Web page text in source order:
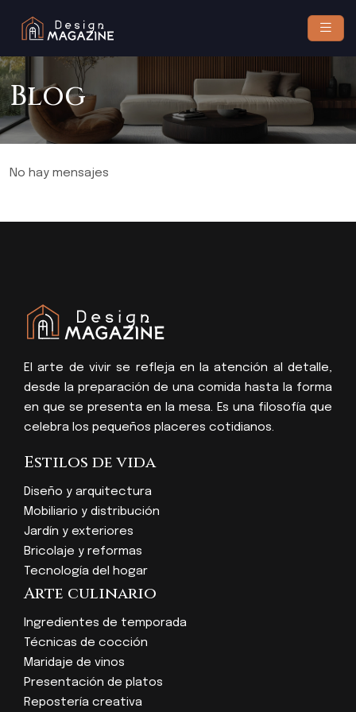
Blog
No hay mensajes
El arte de vivir se refleja en la atención al detalle,
desde la preparación de una comida hasta la forma
en que se presenta en la mesa. Es una filosofía que
celebra los pequeños placeres cotidianos.
Estilos de vida
Diseño y arquitectura
Mobiliario y distribución
Jardín y exteriores
Bricolaje y reformas
Tecnología del hogar
Arte culinario
Ingredientes de temporada
Técnicas de cocción
Maridaje de vinos
Presentación de platos
Repostería creativa